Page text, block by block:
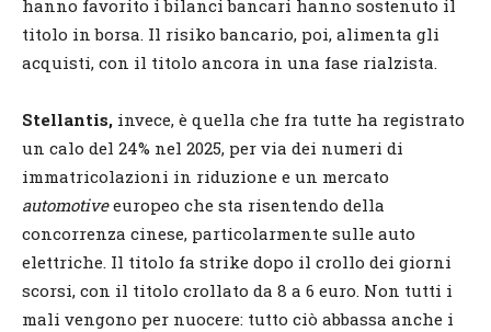
hanno favorito i bilanci bancari hanno sostenuto il
titolo in borsa. Il risiko bancario, poi, alimenta gli
acquisti, con il titolo ancora in una fase rialzista.
Stellantis, invece, è quella che fra tutte ha registrato
un calo del 24% nel 2025, per via dei numeri di
immatricolazioni in riduzione e un mercato
automotiveeuropeo che sta risentendo della
concorrenza cinese, particolarmente sulle auto
elettriche. Il titolo fa strike dopo il crollo dei giorni
scorsi, con il titolo crollato da 8 a 6 euro. Non tutti i
mali vengono per nuocere: tutto ciò abbassa anche i